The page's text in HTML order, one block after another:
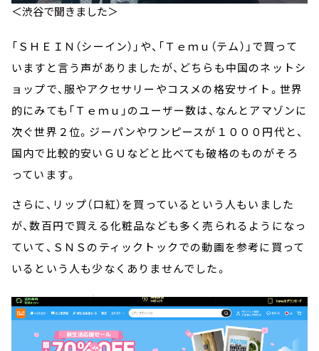
＜渋谷で聞きました＞
「ＳＨＥＩＮ（シーイン）」や、「Ｔｅｍｕ（テム）」で買って
いますと言う声がありましたが、どちらも中国のネットシ
ョップで、服やアクセサリーやコスメの格安サイト。世界
的にみても「Ｔｅｍｕ」のユーザー数は、なんとアマゾンに
次ぐ世界２位。ジーパンやワンピースが１０００円代と、
国内で比較的安いＧＵなどと比べても破格のものがそろ
っています。
さらに、リップ（口紅）を買っているという人もいました
が、数百円で買える化粧品なども多く売られるようになっ
ていて、ＳＮＳのティックトックでの動画を参考に買って
いるという人も少なくありませんでした。